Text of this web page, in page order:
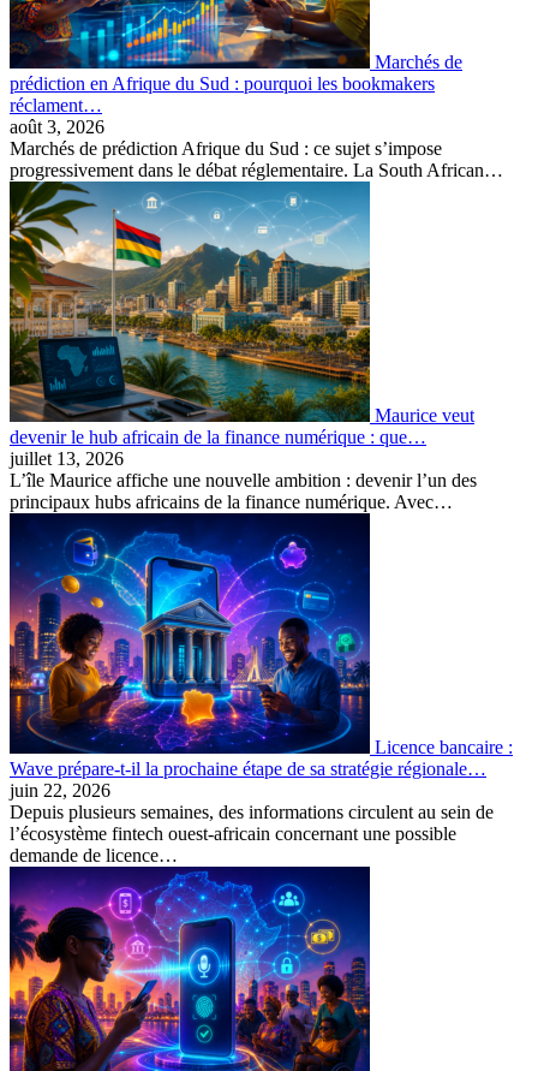
Marchés de
prédiction en Afrique du Sud : pourquoi les bookmakers
réclament…
août 3, 2026
Marchés de prédiction Afrique du Sud : ce sujet s’impose
progressivement dans le débat réglementaire. La South African…
Maurice veut
devenir le hub africain de la finance numérique : que…
juillet 13, 2026
L’île Maurice affiche une nouvelle ambition : devenir l’un des
principaux hubs africains de la finance numérique. Avec…
Licence bancaire :
Wave prépare-t-il la prochaine étape de sa stratégie régionale…
juin 22, 2026
Depuis plusieurs semaines, des informations circulent au sein de
l’écosystème fintech ouest-africain concernant une possible
demande de licence…